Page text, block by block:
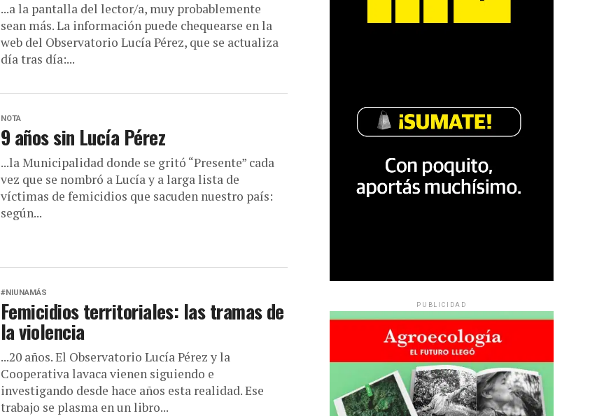
...a la pantalla del lector/a, muy probablemente
sean más. La información puede chequearse en la
web del Observatorio Lucía Pérez, que se actualiza
día tras día:...
NOTA
9 años sin Lucía Pérez
...la Municipalidad donde se gritó “Presente” cada
vez que se nombró a Lucía y a larga lista de
víctimas de femicidios que sacuden nuestro país:
según...
#NIUNAMÁS
Femicidios territoriales: las tramas de
la violencia
...20 años. El Observatorio Lucía Pérez y la
Cooperativa lavaca vienen siguiendo e
investigando desde hace años esta realidad. Ese
trabajo se plasma en un libro...
PUBLICIDAD